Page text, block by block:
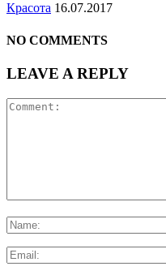
Красота 16.07.2017
NO COMMENTS
LEAVE A REPLY